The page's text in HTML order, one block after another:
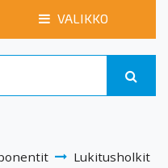
VALIKKO
Lukitusholkit